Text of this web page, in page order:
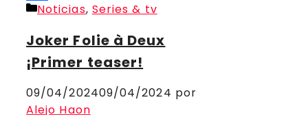
Compartir
Categorías
Noticias, Series & tv
Joker Folie à Deux
¡Primer teaser!
09/04/202409/04/2024 por
Alejo Haon